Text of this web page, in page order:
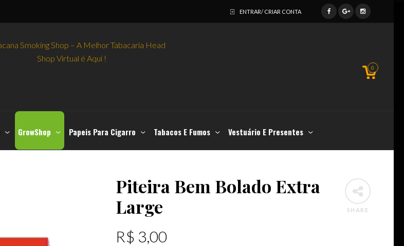
ENTRAR/ CRIAR CONTA
0
GrowShop Papeis Para Cigarro Tabacos E Fumos Vestuário E Presentes
SHARE
Piteira Bem Bolado Extra
Large
R$ 3,00